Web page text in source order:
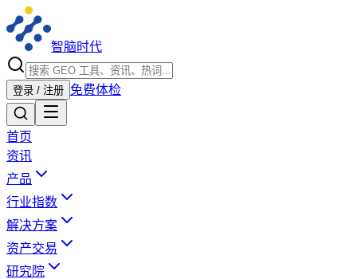
智脑时代
登录 / 注册 免费体检
首页
资讯
产品
行业指数
解决方案
资产交易
研究院